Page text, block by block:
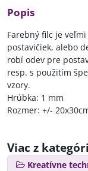
Popis
Farebný filc je
postavičiek, alebo
robí odev pre
resp. s použitím
vzory.
Hrúbka: 1 mm
Rozmer: +/-
Viac z
Kreatívne